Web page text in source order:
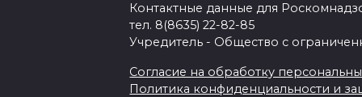
Контактные данные для
тел. 8(8635) 22-82-85
Учредитель - Общество с
Согласие на обработку
Политика конфиденциальности и